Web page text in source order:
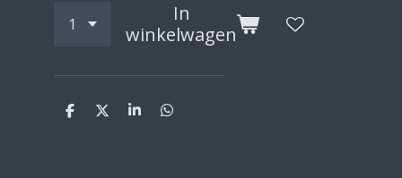
In
winkelwagen
D
D
S
D